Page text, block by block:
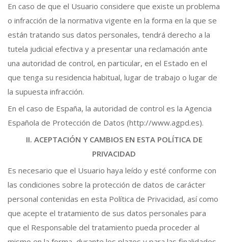
En caso de que el Usuario considere que existe un problema
o infracción de la normativa vigente en la forma en la que se
están tratando sus datos personales, tendrá derecho a la
tutela judicial efectiva y a presentar una reclamación ante
una autoridad de control, en particular, en el Estado en el
que tenga su residencia habitual, lugar de trabajo o lugar de
la supuesta infracción.
En el caso de España, la autoridad de control es la Agencia
Española de Protección de Datos (http://www.agpd.es).
II. ACEPTACIÓN Y CAMBIOS EN ESTA POLÍTICA DE
PRIVACIDAD
Es necesario que el Usuario haya leído y esté conforme con
las condiciones sobre la protección de datos de carácter
personal contenidas en esta Política de Privacidad, así como
que acepte el tratamiento de sus datos personales para
que el Responsable del tratamiento pueda proceder al